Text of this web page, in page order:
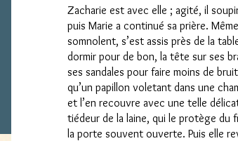
Zacharie est avec elle ; agité, il
puis Marie a continué sa prière.
somnolent, s’est assis près de la
dormir pour de bon, la tête sur ses
ses sandales pour faire moins de
qu’un papillon voletant dans une
et l’en recouvre avec une telle
tiédeur de la laine, qui le protège du
la porte souvent ouverte. Puis elle